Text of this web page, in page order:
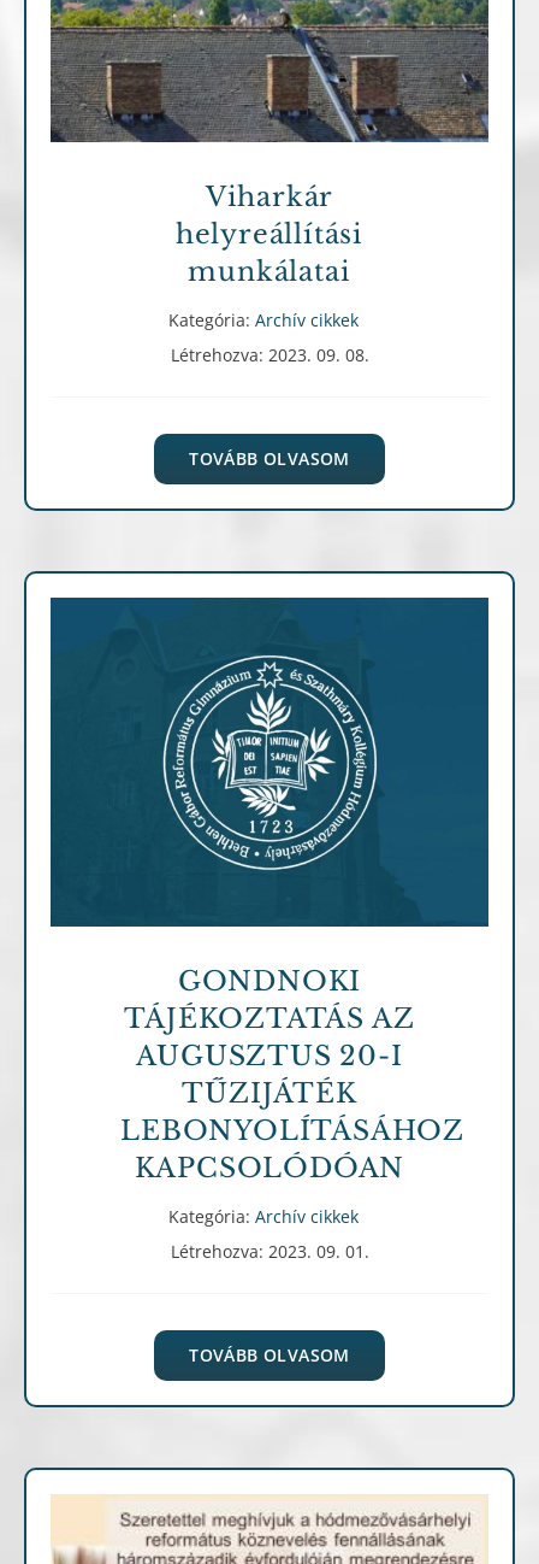
Archív cikkek
Viharkár
helyreállítási
munkálatai
Kategória: Archív cikkek
Létrehozva: 2023. 09. 08.
TOVÁBB OLVASOM
Archív cikkek
GONDNOKI
TÁJÉKOZTATÁS AZ
AUGUSZTUS 20-I
TŰZIJÁTÉK
LEBONYOLÍTÁSÁHOZ
KAPCSOLÓDÓAN
Kategória: Archív cikkek
Létrehozva: 2023. 09. 01.
TOVÁBB OLVASOM